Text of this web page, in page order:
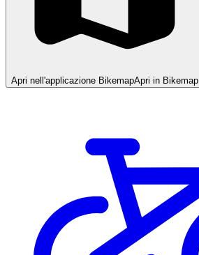
Apri nell'applicazione BikemapApri in Bikemap